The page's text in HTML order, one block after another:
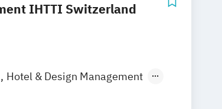
OperationsIHTTI Switzerland
Hotel & Design Management